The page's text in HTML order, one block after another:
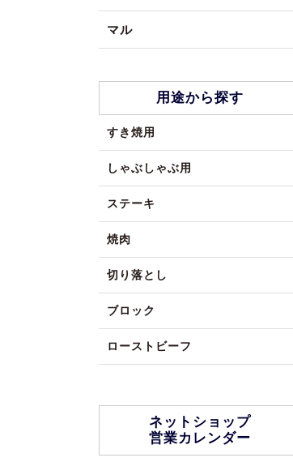
マル
用途から探す
すき焼用
しゃぶしゃぶ用
ステーキ
焼肉
切り落とし
ブロック
ローストビーフ
ネットショップ
営業カレンダー